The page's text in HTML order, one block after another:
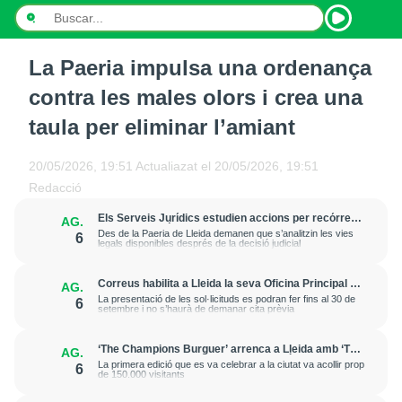
NOTÍCIES
ESPORTS
La Paeria impulsa una ordenança
contra les males olors i crea una
taula per eliminar l’amiant
20/05/2026, 19:51 Actualiazat el 20/05/2026, 19:51
Redacció
AG.
6
Els Serveis Jurídics estudien accions per recórrer
l’excarceració de l’investigat per l’onada de
robatoris i incendis a l’Horta
Des de la Paeria de Lleida demanen que s’analitzin les vies
legals disponibles després de la decisió judicial
AG.
6
Correus habilita a Lleida la seva Oficina Principal i
la sucursal de Lleida Ronda per a atendre les
esmenes de regularització de migrants
La presentació de les sol·licituds es podran fer fins al 30 de
setembre i no s’haurà de demanar cita prèvia
AG.
6
‘The Champions Burguer’ arrenca a Lleida amb ‘The
Big Game’, una ruta inspirada en l’estètica del futbol
americà
La primera edició que es va celebrar a la ciutat va acollir prop
de 150.000 visitants